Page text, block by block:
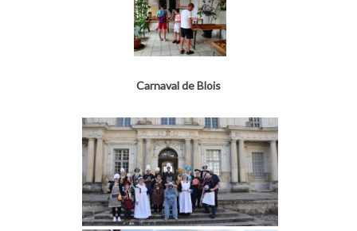
Carnaval de Blois